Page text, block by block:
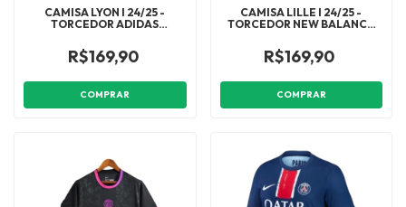
CAMISA LYON I 24/25 -
TORCEDOR ADIDAS
R$169,90
COMPRAR
CAMISA LILLE I 24/25 -
TORCEDOR NEW BALANCE
COM DETALHES EM AZUL
R$169,90
COMPRAR